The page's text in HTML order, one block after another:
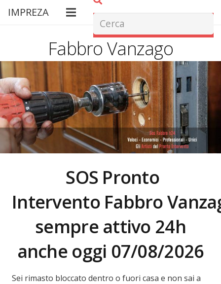
IMPREZA
Fabbro Vanzago
SOS Pronto
Intervento Fabbro
sempre attivo 24h
anche oggi 07/08/2026
Sei rimasto bloccato dentro o fuori casa e non sai a